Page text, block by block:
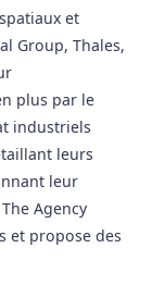
et
Group, Thales,
plus par le
industriels
leurs
leur
Agency
et propose des